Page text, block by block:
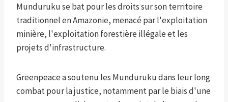
Munduruku se bat pour les droits sur son territoire
traditionnel en Amazonie, menacé par l'exploitation
minière, l'exploitation forestière illégale et les
projets d'infrastructure.
Greenpeace a soutenu les Munduruku dans leur long
combat pour la justice, notamment par le biais d'une